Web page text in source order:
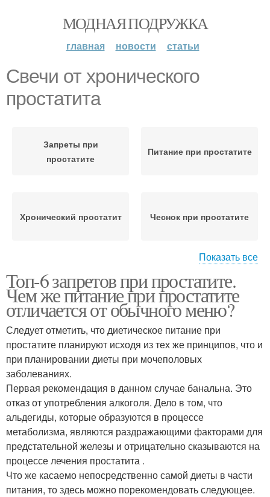
МОДНАЯ ПОДРУЖКА
главная новости статьи
Свечи от хронического
простатита
Запреты при
простатите
Питание при простатите
Хронический простатит Чеснок при простатите
Жизнь при простатите Хроническая форма
Сало при простатите
Показать все
Топ-6 запретов при простатите.
Чем же питание при простатите
отличается от обычного меню?
Следует отметить, что диетическое питание при
простатите планируют исходя из тех же принципов, что и
при планировании диеты при мочеполовых
заболеваниях.
Первая рекомендация в данном случае банальна. Это
отказ от употребления алкоголя. Дело в том, что
альдегиды, которые образуются в процессе
метаболизма, являются раздражающими факторами для
предстательной железы и отрицательно сказываются на
процессе лечения простатита .
Что же касаемо непосредственно самой диеты в части
питания, то здесь можно порекомендовать следующее.